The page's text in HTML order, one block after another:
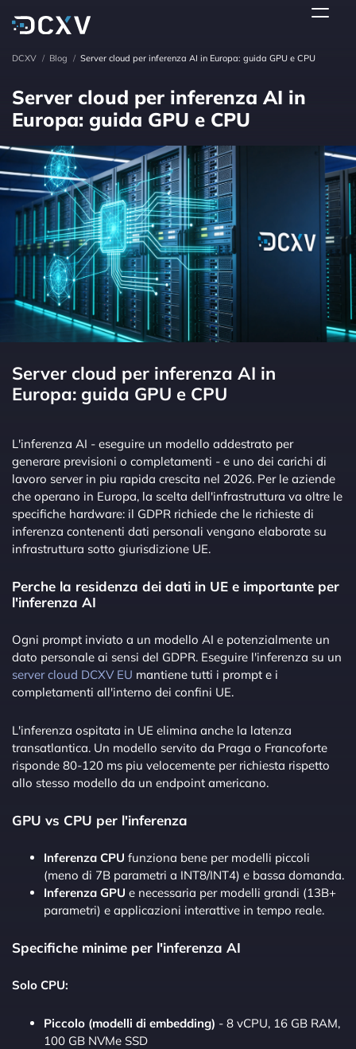
DCXV / Blog / Server cloud per inferenza AI in Europa: guida GPU e CPU
Server cloud per inferenza AI in
Europa: guida GPU e CPU
Server cloud per inferenza AI in
Europa: guida GPU e CPU
L'inferenza AI - eseguire un modello addestrato per
generare previsioni o completamenti - e uno dei carichi di
lavoro server in piu rapida crescita nel 2026. Per le aziende
che operano in Europa, la scelta dell'infrastruttura va oltre le
specifiche hardware: il GDPR richiede che le richieste di
inferenza contenenti dati personali vengano elaborate su
infrastruttura sotto giurisdizione UE.
Perche la residenza dei dati in UE e importante per
l'inferenza AI
Ogni prompt inviato a un modello AI e potenzialmente un
dato personale ai sensi del GDPR. Eseguire l'inferenza su un
server cloud DCXV EU mantiene tutti i prompt e i
completamenti all'interno dei confini UE.
L'inferenza ospitata in UE elimina anche la latenza
transatlantica. Un modello servito da Praga o Francoforte
risponde 80-120 ms piu velocemente per richiesta rispetto
allo stesso modello da un endpoint americano.
GPU vs CPU per l'inferenza
Inferenza CPU funziona bene per modelli piccoli
(meno di 7B parametri a INT8/INT4) e bassa domanda.
Inferenza GPU e necessaria per modelli grandi (13B+
parametri) e applicazioni interattive in tempo reale.
Specifiche minime per l'inferenza AI
Solo CPU:
Piccolo (modelli di embedding) - 8 vCPU, 16 GB RAM,
100 GB NVMe SSD